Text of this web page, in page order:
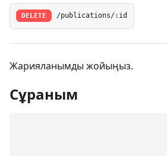
DELETE /publications/:id
Жарияланымды жойыңыз.
Сұраным